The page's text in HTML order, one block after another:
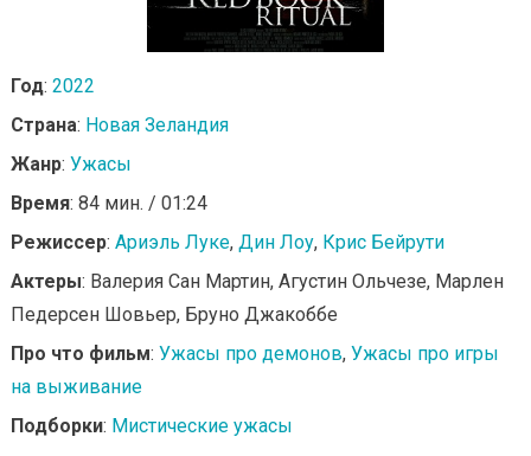
Год: 2022
Страна: Новая Зеландия
Жанр: Ужасы
Время: 84 мин. / 01:24
Режиссер: Ариэль Луке, Дин Лоу, Крис Бейрути
Актеры: Валерия Сан Мартин, Агустин Ольчезе, Марлен
Педерсен Шовьер, Бруно Джакоббе
Про что фильм: Ужасы про демонов, Ужасы про игры
на выживание
Подборки: Мистические ужасы